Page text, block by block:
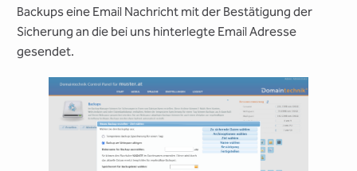
Backups eine Email Nachricht mit der Bestätigung der
Sicherung an die bei uns hinterlegte Email Adresse
gesendet.